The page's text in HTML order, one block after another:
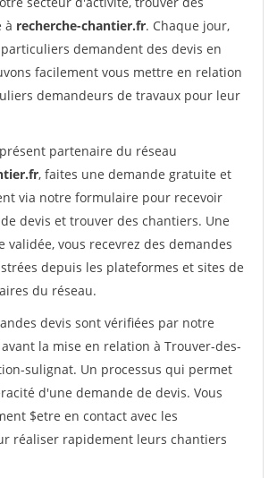
à recherche-chantier.fr. Chaque jour,
demandent des devis en
facilement vous mettre en relation
demandeurs de travaux pour leur
partenaire du réseau
, faites une demande gratuite et
via notre formulaire pour recevoir
devis et trouver des chantiers. Une
validée, vous recevrez des demandes
depuis les plateformes et sites de
du réseau.
devis sont vérifiées par notre
la mise en relation à Trouver-des-
sulignat. Un processus qui permet
d'une demande de devis. Vous
$etre en contact avec les
réaliser rapidement leurs chantiers